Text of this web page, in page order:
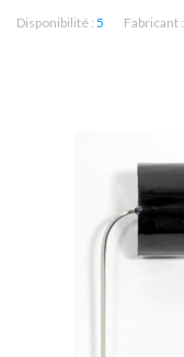
Disponibilité : 5 Fabricant :